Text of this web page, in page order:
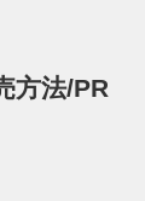
いグリップ力
方法/PR